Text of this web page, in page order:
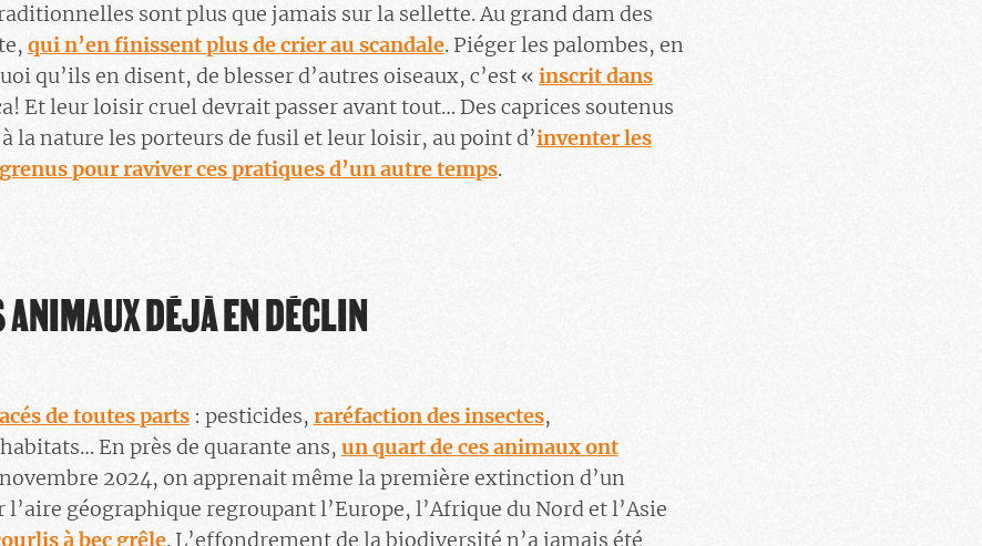
sont plus que jamais sur la sellette. Au grand dam des
qui n’en finissent plus de crier au scandale. Piéger les palombes, en
qu’ils en disent, de blesser d’autres oiseaux, c’est « inscrit dans
Et leur loisir cruel devrait passer avant tout… Des caprices soutenus
la nature les porteurs de fusil et leur loisir, au point d’inventer les
pour raviver ces pratiques d’un autre temps.
DÉJÀ EN DÉCLIN
de toutes parts: pesticides, raréfaction des insectes,
En près de quarante ans, un quart de ces animaux ont
2024, on apprenait même la première extinction d’un
géographique regroupant l’Europe, l’Afrique du Nord et l’Asie
à bec grêle. L’effondrement de la biodiversité n’a jamais été